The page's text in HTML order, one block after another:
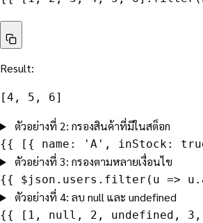
Result:
[4, 5, 6]
ตัวอย่างที่ 2: กรองสินค้าที่มีในสต็อก
{{ [{ name: 'A', inStock:
ตัวอย่างที่ 3: กรองตามหลายเงื่อนไข
{{ $json.users.filter(u =>
ตัวอย่างที่ 4: ลบ null และ undefined
{{ [1, null, 2, undefined,